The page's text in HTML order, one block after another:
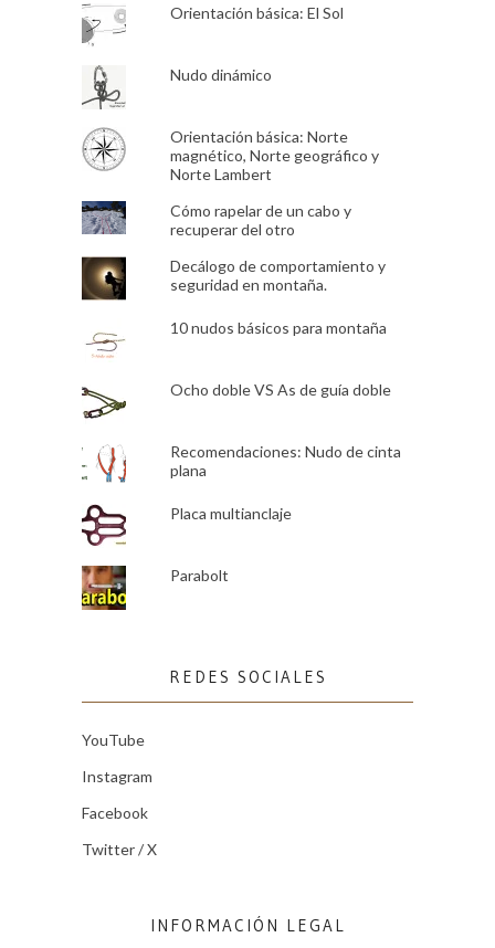
Orientación básica: El Sol
Nudo dinámico
Orientación básica: Norte
magnético, Norte geográfico y
Norte Lambert
Cómo rapelar de un cabo y
recuperar del otro
Decálogo de comportamiento y
seguridad en montaña.
10 nudos básicos para montaña
Ocho doble VS As de guía doble
Recomendaciones: Nudo de cinta
plana
Placa multianclaje
Parabolt
REDES SOCIALES
YouTube
Instagram
Facebook
Twitter / X
INFORMACIÓN LEGAL